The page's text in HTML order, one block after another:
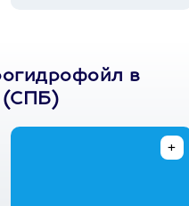
в
(СПБ)